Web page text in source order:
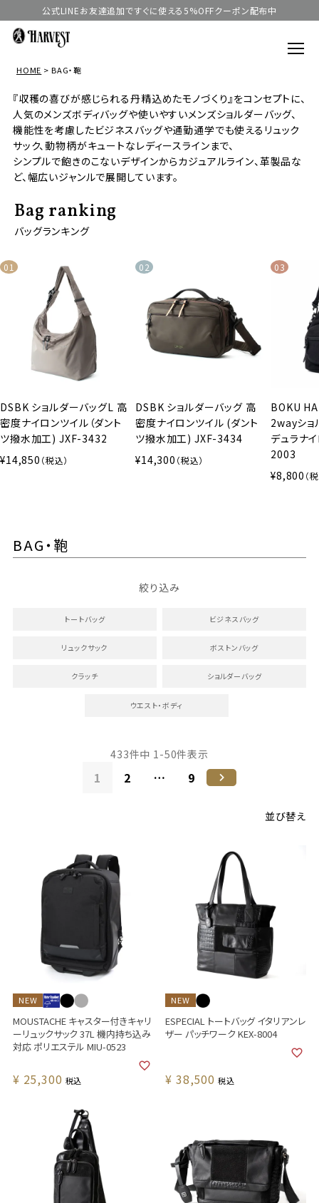
公式LINEお友達追加ですぐに使える5%OFFクーポン配布中
HOME BAG・鞄
『収穫の喜びが感じられる丹精込めたモノづくり』をコンセプトに、
人気のメンズボディバッグや使いやすいメンズショルダーバッグ、
機能性を考慮したビジネスバッグや通勤通学でも使えるリュック
サック、動物柄がキュートなレディースラインまで、
シンプルで飽きのこないデザインからカジュアルライン、革製品な
ど、幅広いジャンルで展開しています。
Bag ranking
バッグランキング
DSBK ショルダーバッグL 高
密度ナイロンツイル（ダント
ツ撥水加工) JXF-3432
14,850
DSBK ショルダーバッグ 高
密度ナイロンツイル (ダント
ツ撥水加工) JXF-3434
14,300
BOKU
2wayショ
デュラナ
2003
8,800
BAG・鞄
絞り込み
トートバッグ ビジネスバッグ
リュックサック ボストンバッグ
クラッチ ショルダーバッグ
ウエスト・ボディ
並び替え
433件中 1 -50件表示
1 2 … 9
NEW
MOUSTACHE キャスター付きキャリ
ーリュックサック 37L 機内持ち込み
対応 ポリエステル MIU-0523
¥ 25,300 税込
NEW
ESPECIAL トートバッグ イタリアンレ
ザー パッチワーク KEX-8004
¥ 38,500 税込